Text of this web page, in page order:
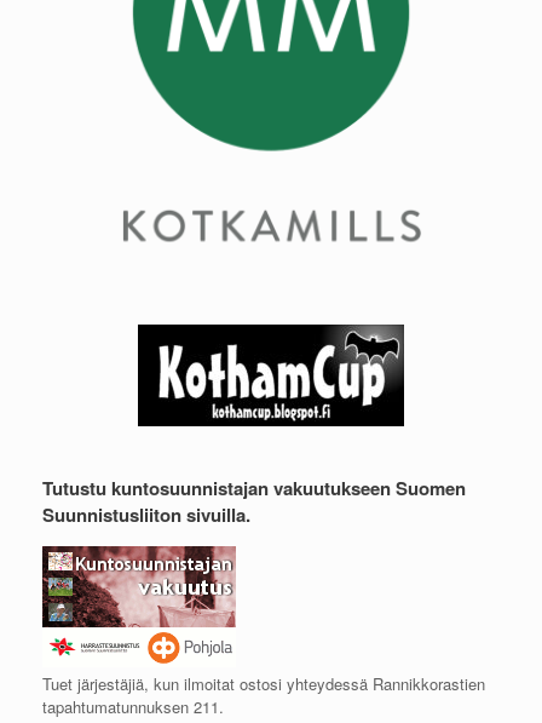
Tutustu kuntosuunnistajan vakuutukseen Suomen
Suunnistusliiton sivuilla.
Tuet järjestäjiä, kun ilmoitat ostosi yhteydessä Rannikkorastien
tapahtumatunnuksen 211.